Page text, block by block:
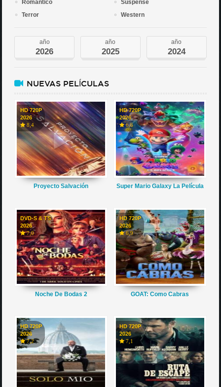
Romántico
Suspense
Terror
Western
año
2026
año
2025
año
2024
NUEVAS PELÍCULAS
HD 720P
2026
8,4
Proyecto Salvación
HD 720P
2026
6,6
Super Mario Galaxy La Película
DVD-S & TS
2026
7,0
Noche De Bodas 2
HD 720P
2026
6,9
GOAT: Como Cabras
HD 720P
2026
7,2
HD 720P
2026
7,1